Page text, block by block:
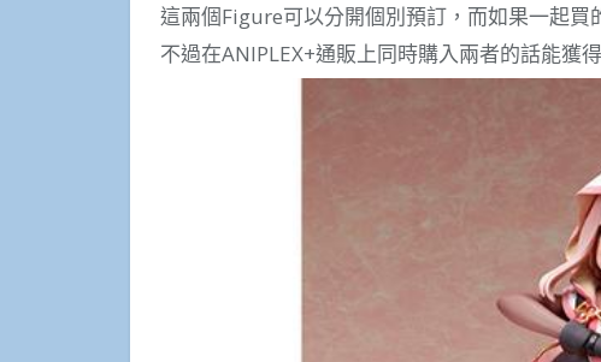
這兩個Figure可以分開個別預訂，而如果一起
不過在ANIPLEX+通販上同時購入兩者的話能獲